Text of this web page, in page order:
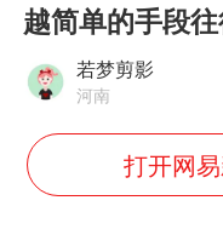
越简单的手段
若梦剪影
河南
打开网